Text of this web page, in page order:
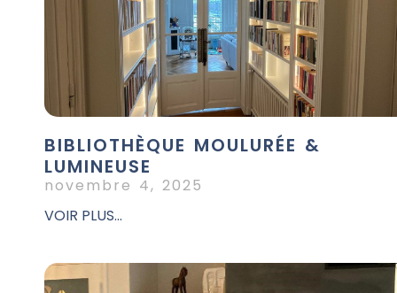
BIBLIOTHÈQUE MOULURÉE &
LUMINEUSE
novembre 4, 2025
VOIR PLUS...